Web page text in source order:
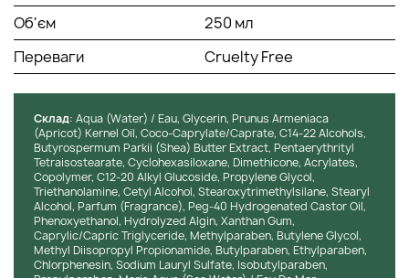
Об'єм
250 мл
Переваги
Cruelty Free
Cклад: Aqua (Water) / Eau, Glycerin, Prunus Armeniaca
(Apricot) Kernel Oil, Coco-Caprylate/Caprate, C14-22 Alcohols,
Butyrospermum Parkii (Shea) Butter Extract, Pentaerythrityl
Tetraisostearate, Cyclohexasiloxane, Dimethicone, Acrylates,
Copolymer, C12-20 Alkyl Glucoside, Propylene Glycol,
Triethanolamine, Cetyl Alcohol, Stearoxytrimethylsilane, Stearyl
Alcohol, Parfum (Fragrance), Peg-40 Hydrogenated Castor Oil,
Phenoxyethanol, Hydrolyzed Algin, Xanthan Gum,
Caprylic/Capric Triglyceride, Methylparaben, Butylene Glycol,
Methyl Diisopropyl Propionamide, Butylparaben, Ethylparaben,
Chlorphenesin, Sodium Lauryl Sulfate, Isobutylparaben,